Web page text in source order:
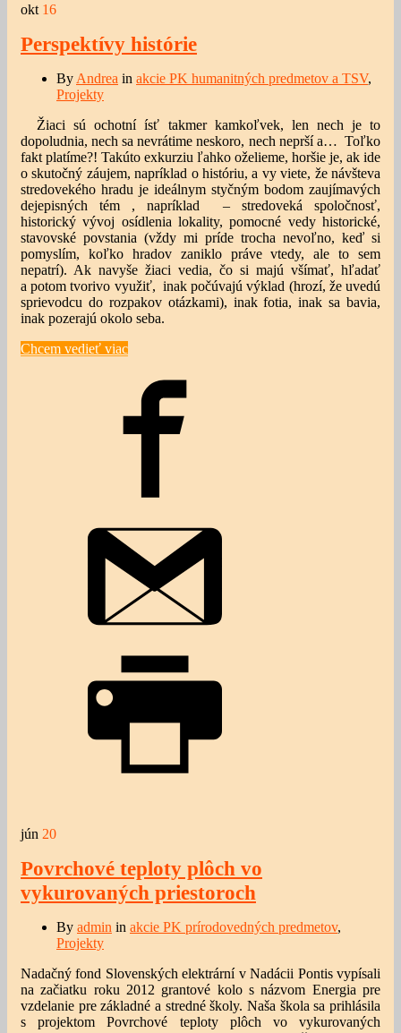
okt 16
Perspektívy histórie
By Andrea in akcie PK humanitných predmetov a TSV,
Projekty
Žiaci sú ochotní ísť takmer kamkoľvek, len nech je to
dopoludnia, nech sa nevrátime neskoro, nech neprší a… Toľko
fakt platíme?! Takúto exkurziu ľahko oželieme, horšie je, ak ide
o skutočný záujem, napríklad o históriu, a vy viete, že návšteva
stredovekého hradu je ideálnym styčným bodom zaujímavých
dejepisných tém , napríklad
– stredoveká spoločnosť,
historický vývoj osídlenia lokality, pomocné vedy historické,
stavovské povstania (vždy mi príde trocha nevoľno, keď si
pomyslím, koľko hradov zaniklo práve vtedy, ale to sem
nepatrí). Ak navyše žiaci vedia, čo si majú všímať, hľadať
a potom tvorivo využiť, inak počúvajú výklad (hrozí, že uvedú
sprievodcu do rozpakov otázkami), inak fotia, inak sa bavia,
inak pozerajú okolo seba.
Chcem vedieť viac
jún 20
Povrchové teploty plôch vo
vykurovaných priestoroch
By admin in akcie PK prírodovedných predmetov,
Projekty
Nadačný fond Slovenských elektrární v Nadácii Pontis vypísali
na začiatku roku 2012 grantové kolo s názvom Energia pre
vzdelanie pre základné a stredné školy. Naša škola sa prihlásila
s projektom Povrchové teploty plôch vo vykurovaných